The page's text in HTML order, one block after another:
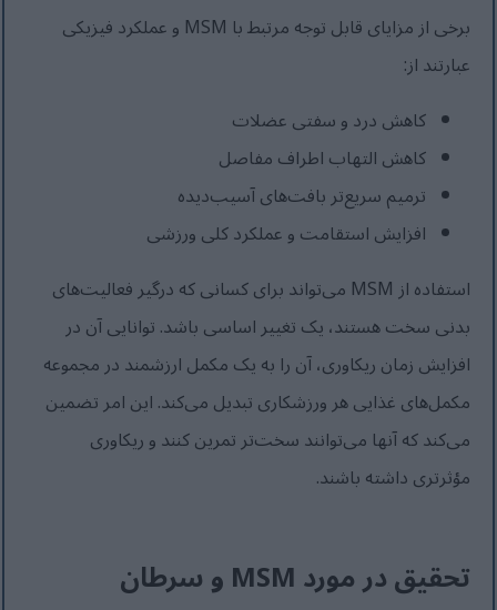
برخی از مزایای قابل توجه مرتبط با MSM و عملکرد فیزیکی
عبارتند از:
کاهش درد و سفتی عضلات
کاهش التهاب اطراف مفاصل
ترمیم سریع‌تر بافت‌های آسیب‌دیده
افزایش استقامت و عملکرد کلی ورزشی
استفاده از MSM می‌تواند برای کسانی که درگیر فعالیت‌های
بدنی سخت هستند، یک تغییر اساسی باشد. توانایی آن در
افزایش زمان ریکاوری، آن را به یک مکمل ارزشمند در مجموعه
مکمل‌های غذایی هر ورزشکاری تبدیل می‌کند. این امر تضمین
می‌کند که آنها می‌توانند سخت‌تر تمرین کنند و ریکاوری
مؤثرتری داشته باشند.
تحقیق در مورد MSM و سرطان